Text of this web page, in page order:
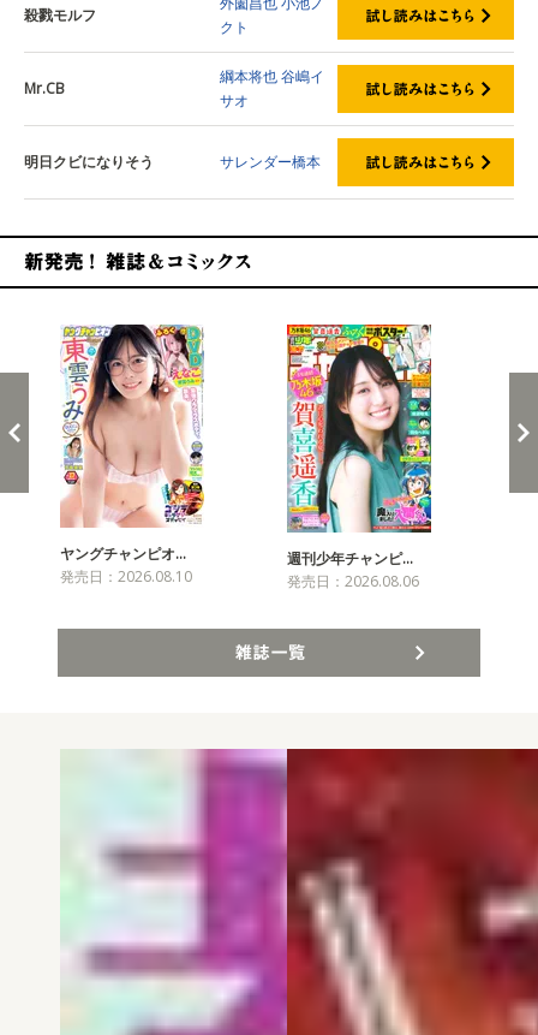
殺戮モルフ
クト
Mr.CB
綱本将也谷嶋イ
サオ
明日クビになりそう サレンダー橋本
ヤングチャンピオ…
発売日：2026.08.10
週刊少年チャンピ…
発売日：2026.08.06